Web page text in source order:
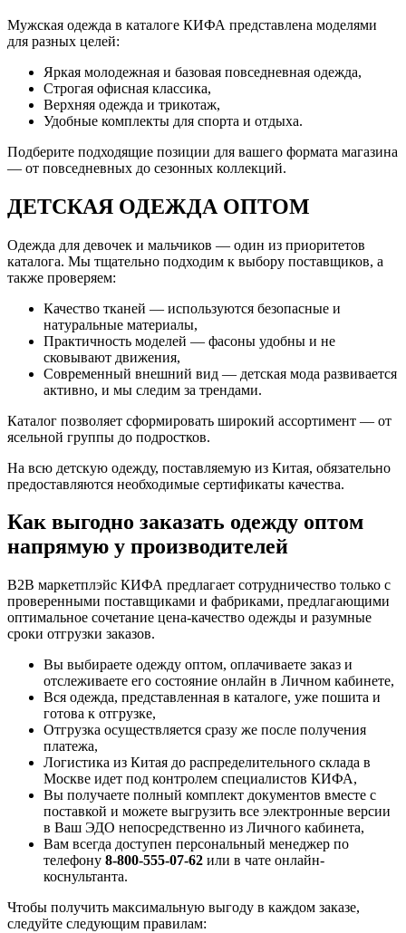
Мужская одежда в каталоге КИФА представлена моделями
для разных целей:
Яркая молодежная и базовая повседневная одежда,
Строгая офисная классика,
Верхняя одежда и трикотаж,
Удобные комплекты для спорта и отдыха.
Подберите подходящие позиции для вашего формата магазина
— от повседневных до сезонных коллекций.
ДЕТСКАЯ ОДЕЖДА ОПТОМ
Одежда для девочек и мальчиков — один из приоритетов
каталога. Мы тщательно подходим к выбору поставщиков, а
также проверяем:
Качество тканей — используются безопасные и
натуральные материалы,
Практичность моделей — фасоны удобны и не
сковывают движения,
Современный внешний вид — детская мода развивается
активно, и мы следим за трендами.
Каталог позволяет сформировать широкий ассортимент — от
ясельной группы до подростков.
На всю детскую одежду, поставляемую из Китая, обязательно
предоставляются необходимые сертификаты качества.
Как выгодно заказать одежду оптом
напрямую у производителей
B2B маркетплэйс КИФА предлагает сотрудничество только с
проверенными поставщиками и фабриками, предлагающими
оптимальное сочетание цена-качество одежды и разумные
сроки отгрузки заказов.
Вы выбираете одежду оптом, оплачиваете заказ и
отслеживаете его состояние онлайн в Личном кабинете,
Вся одежда, представленная в каталоге, уже пошита и
готова к отгрузке,
Отгрузка осуществляется сразу же после получения
платежа,
Логистика из Китая до распределительного склада в
Москве идет под контролем специалистов КИФА,
Вы получаете полный комплект документов вместе с
поставкой и можете выгрузить все электронные версии
в Ваш ЭДО непосредственно из Личного кабинета,
Вам всегда доступен персональный менеджер по
телефону 8-800-555-07-62 или в чате онлайн-
коснультанта.
Чтобы получить максимальную выгоду в каждом заказе,
следуйте следующим правилам: